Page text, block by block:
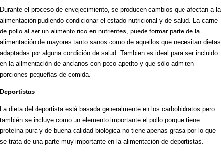
Durante el proceso de envejecimiento, se producen cambios que afectan a la
alimentación pudiendo condicionar el estado nutricional y de salud. La carne
de pollo al ser un alimento rico en nutrientes, puede formar parte de la
alimentación de mayores tanto sanos como de aquellos que necesitan dietas
adaptadas por alguna condición de salud. Tambien es ideal para ser incluido
en la alimentación de ancianos con poco apetito y que sólo admiten
porciones pequeñas de comida.
Deportistas
La dieta del deportista está basada generalmente en los carbohidratos pero
también se incluye como un elemento importante el pollo porque tiene
proteína pura y de buena calidad biológica no tiene apenas grasa por lo que
se trata de una parte muy importante en la alimentación de deportistas.